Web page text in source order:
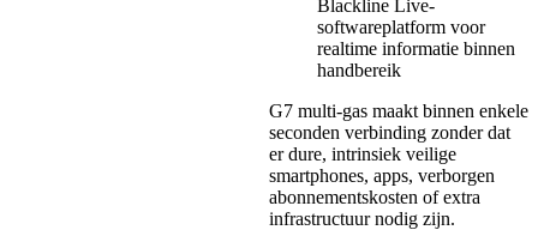
Blackline Live-
softwareplatform voor
realtime informatie binnen
handbereik
G7 multi-gas maakt binnen enkele
seconden verbinding zonder dat
er dure, intrinsiek veilige
smartphones, apps, verborgen
abonnementskosten of extra
infrastructuur nodig zijn.